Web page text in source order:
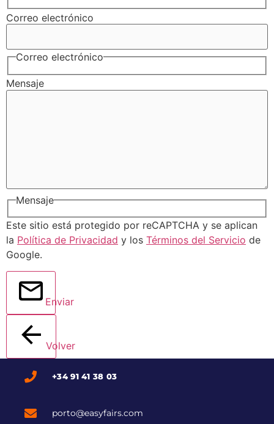
Correo electrónico
Correo electrónico
Mensaje
Mensaje
Este sitio está protegido por reCAPTCHA y se aplican
la Política de Privacidad y los Términos del Servicio de
Google.
Enviar
Volver
+34 91 41 38 03
porto@easyfairs.com